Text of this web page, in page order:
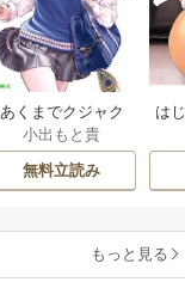
あくまでクジャク
の話です。 8巻
小出もと貴
無料立読み
は
もっと見る